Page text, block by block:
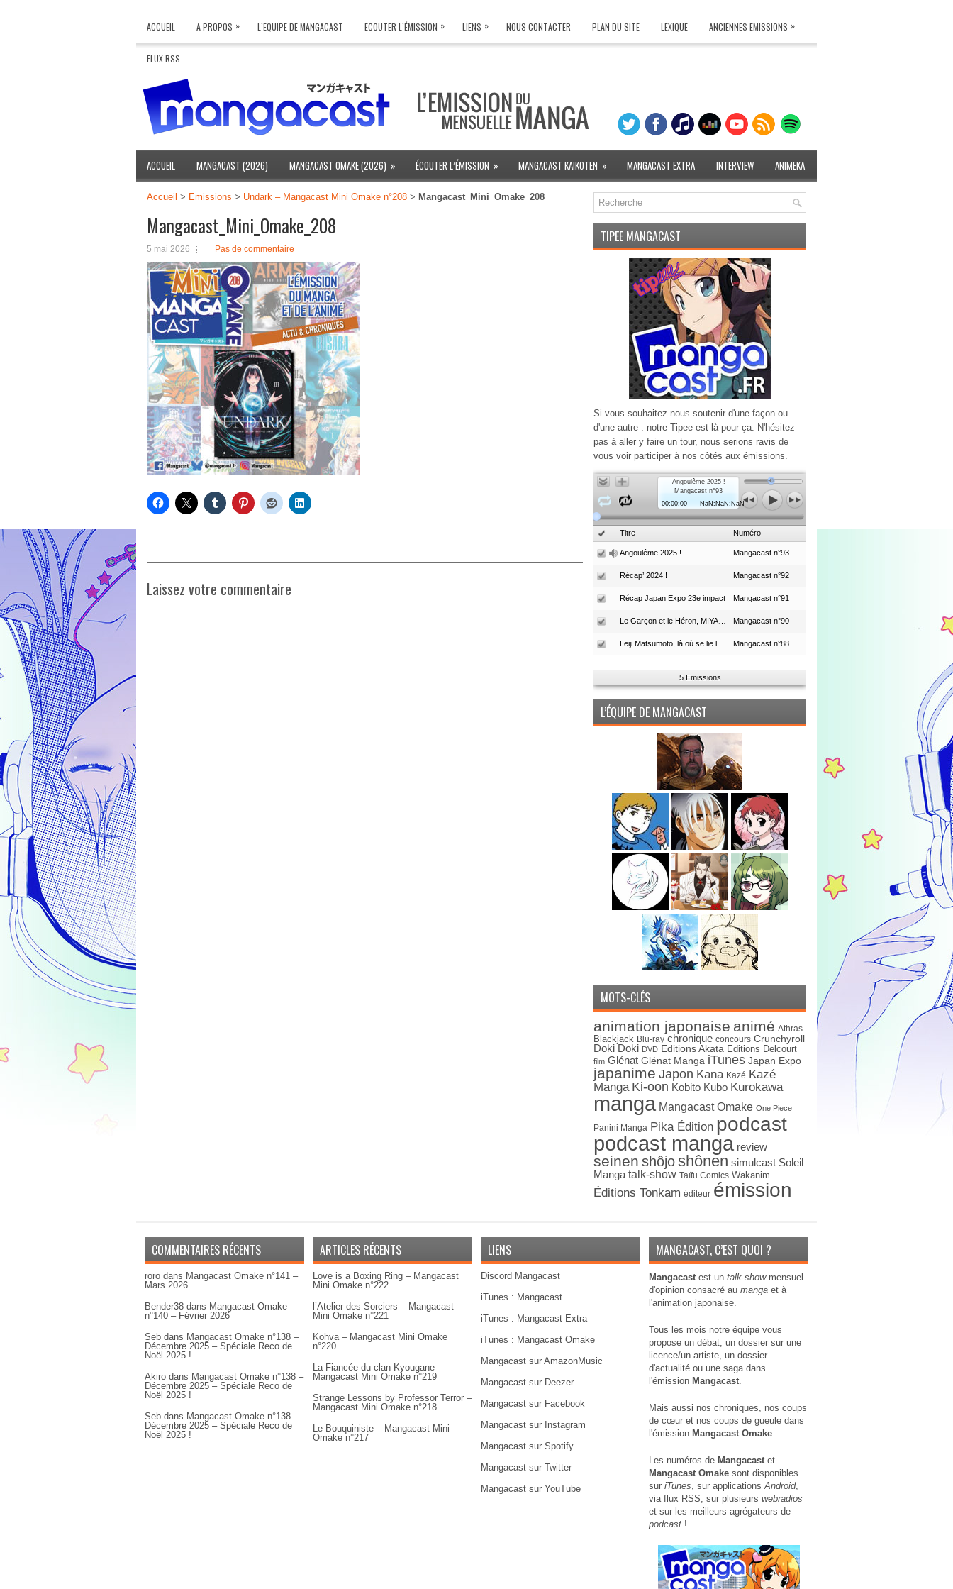
ACCUEIL A PROPOS » L’EQUIPE DE MANGACAST ECOUTER L’ÉMISSION » LIENS » NOUS CONTACTER PLAN DU SITE LEXIQUE ANCIENNES EMISSIONS »
FLUX RSS
ACCUEIL MANGACAST (2026) MANGACAST OMAKE (2026) » ÉCOUTER L’ÉMISSION » MANGACAST KAIKOTEN » MANGACAST EXTRA INTERVIEW ANIMEKA
Accueil > Emissions > Undark – Mangacast Mini Omake n°208 > Mangacast_Mini_Omake_208
Mangacast_Mini_Omake_208
5 mai 2026 Pas de commentaire
Laissez votre commentaire
TIPEE MANGACAST
Si vous souhaitez nous soutenir d'une façon ou
d'une autre : notre Tipee est là pour ça. N'hésitez
pas à aller y faire un tour, nous serions ravis de
vous voir participer à nos côtés aux émissions.
Angoulême 2025 !
Mangacast n°93
00:00:00
NaN:NaN:NaN
Titre Numéro
Angoulême 2025 ! Mangacast n°93
Récap’ 2024 ! Mangacast n°92
Récap Japan Expo 23e impact Mangacast n°91
Mangacast n°90
Mangacast n°88
5 Emissions
L’ÉQUIPE DE MANGACAST
MOTS-CLÉS
animation japonaise animé Athras
Blackjack Blu-ray chronique concours Crunchyroll
Doki Doki DVD Editions Akata Editions Delcourt
film Glénat Glénat Manga iTunes Japan Expo
japanime Japon Kana Kazé Kazé
Manga Ki-oon Kobito Kubo Kurokawa
manga Mangacast Omake One Piece
Panini Manga Pika Édition podcast
podcast manga review
seinen shôjoshônen simulcast Soleil
Manga talk-show Taïfu Comics Wakanim
Éditions Tonkam éditeur émission
COMMENTAIRES RÉCENTS
roro dans Mangacast Omake n°141 –
Mars 2026
Bender38 dans Mangacast Omake
n°140 – Février 2026
Seb dans Mangacast Omake n°138 –
Décembre 2025 – Spéciale Reco de
Noël 2025 !
Akiro dans Mangacast Omake n°138 –
Décembre 2025 – Spéciale Reco de
Noël 2025 !
Seb dans Mangacast Omake n°138 –
Décembre 2025 – Spéciale Reco de
Noël 2025 !
ARTICLES RÉCENTS
Love is a Boxing Ring – Mangacast
Mini Omake n°222
l’Atelier des Sorciers – Mangacast
Mini Omake n°221
Kohva – Mangacast Mini Omake
n°220
La Fiancée du clan Kyougane –
Mangacast Mini Omake n°219
Strange Lessons by Professor Terror –
Mangacast Mini Omake n°218
Le Bouquiniste – Mangacast Mini
Omake n°217
LIENS
Discord Mangacast
iTunes : Mangacast
iTunes : Mangacast Extra
iTunes : Mangacast Omake
Mangacast sur AmazonMusic
Mangacast sur Deezer
Mangacast sur Facebook
Mangacast sur Instagram
Mangacast sur Spotify
Mangacast sur Twitter
Mangacast sur YouTube
MANGACAST, C’EST QUOI ?
Mangacastest un talk-showmensuel
d'opinion consacré au manga et à
l'animation japonaise.
Tous les mois notre équipe vous
propose un débat, un dossier sur une
licence/un artiste, un dossier
d'actualité ou une saga dans
l'émission Mangacast.
Mais aussi nos chroniques, nos coups
de cœur et nos coups de gueule dans
l'émission Mangacast Omake.
Les numéros de Mangacastet
Mangacast Omake sont disponibles
sur iTunes, sur applicationsAndroid,
via flux RSS, sur plusieurs webradios
et sur les meilleurs agrégateurs de
podcast !